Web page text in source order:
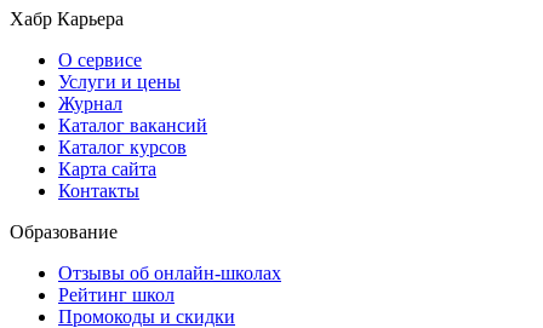
Хабр Карьера
О сервисе
Услуги и цены
Журнал
Каталог вакансий
Каталог курсов
Карта сайта
Контакты
Образование
Отзывы об онлайн-школах
Рейтинг школ
Промокоды и скидки